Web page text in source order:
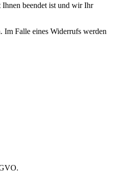
beendet ist und wir Ihr
Falle eines Widerrufs werden